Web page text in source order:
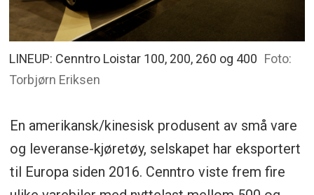
LINEUP: Cenntro Loistar 100, 200, 260 og 400 Foto:
Torbjørn Eriksen
En amerikansk/kinesisk produsent av små vare
og leveranse-kjøretøy, selskapet har eksportert
til Europa siden 2016. Cenntro viste frem fire